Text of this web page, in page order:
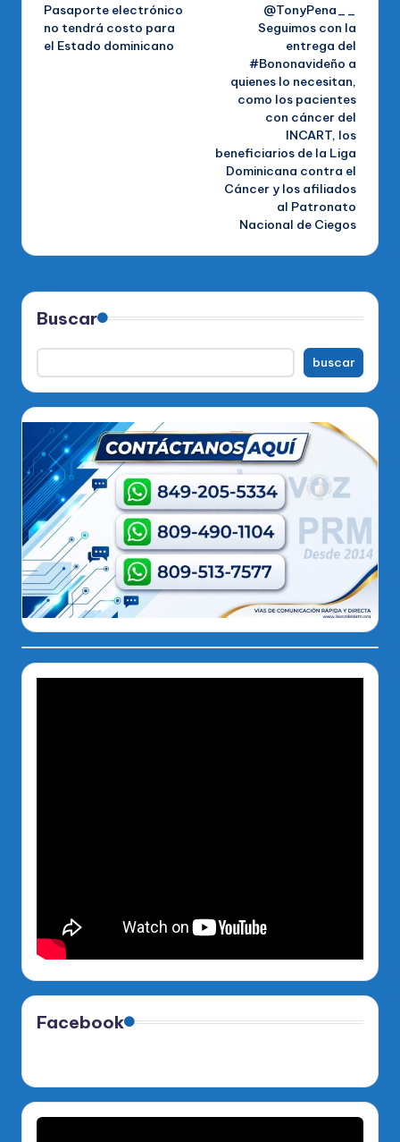
de
entradas
Pasaporte electrónico
no tendrá costo para
el Estado dominicano
@TonyPena__
Seguimos con la
entrega del
#Bononavideño a
quienes lo necesitan,
como los pacientes
con cáncer del
INCART, los
beneficiarios de la Liga
Dominicana contra el
Cáncer y los afiliados
al Patronato
Nacional de Ciegos
Buscar
buscar
Facebook